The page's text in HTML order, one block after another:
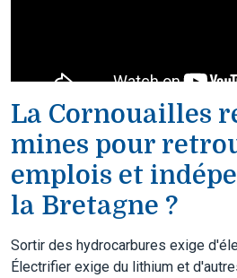
La Cornouailles
mines pour
emplois et
la Bretagne ?
Sortir des hydrocarbures exige
Électrifier exige du lithium et